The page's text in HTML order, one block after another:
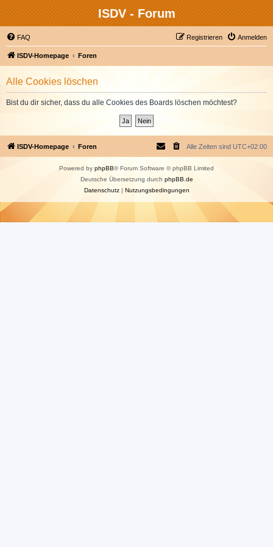
ISDV - Forum
FAQ Anmelden
Registrieren
ISDV-Homepage Foren
Alle Cookies löschen
Bist du dir sicher, dass du alle Cookies des Boards löschen möchtest?
ISDV-Homepage Foren Alle Zeiten sind UTC+02:00
Powered by phpBB® Forum Software © phpBB Limited
Deutsche Übersetzung durch phpBB.de
Datenschutz| Nutzungsbedingungen